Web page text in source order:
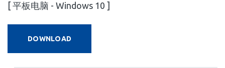
[ 平板电脑 - Windows 10 ]
DOWNLOAD